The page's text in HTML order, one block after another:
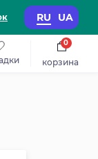
RU UA
корзина
0